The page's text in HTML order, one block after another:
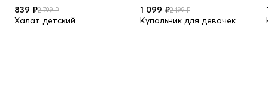
839 ₽2 799 ₽
Халат детский
1 099 ₽2 199 ₽
Купальник для девочек